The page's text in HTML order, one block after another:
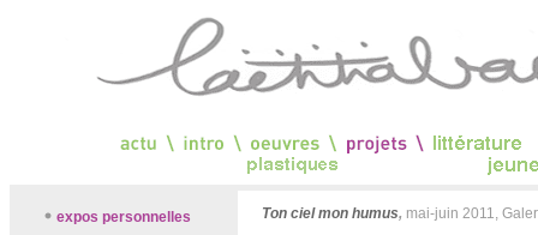
expos personnelles
Ton ciel mon humus, mai-juin 2011,